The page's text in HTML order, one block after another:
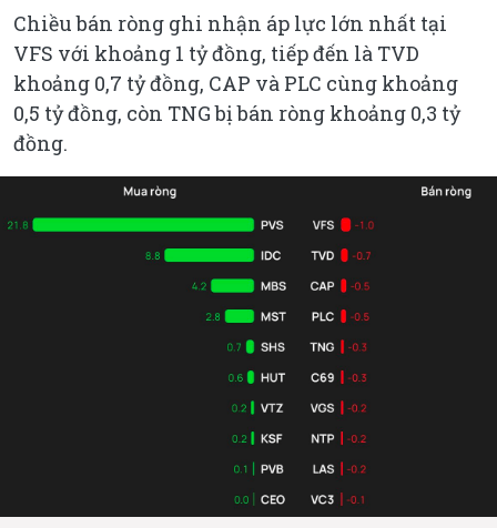
Chiều bán ròng ghi nhận áp lực lớn nhất tại
VFS với khoảng 1 tỷ đồng, tiếp đến là TVD
khoảng 0,7 tỷ đồng, CAP và PLC cùng khoảng
0,5 tỷ đồng, còn TNG bị bán ròng khoảng 0,3 tỷ
đồng.